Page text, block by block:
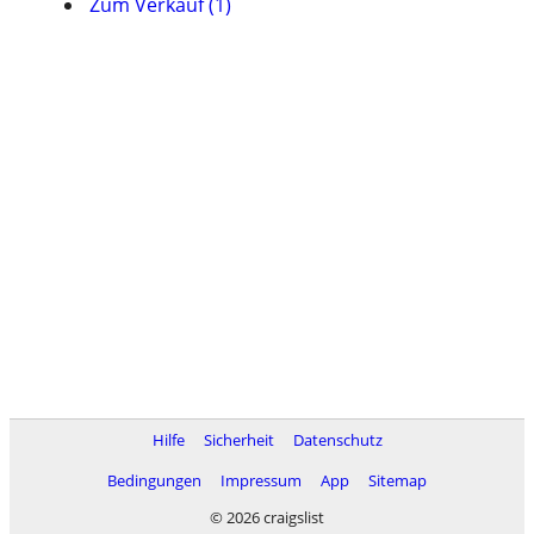
Hilfe Sicherheit
Datenschutz
Bedingungen
Impressum App
Sitemap
© 2026 craigslist